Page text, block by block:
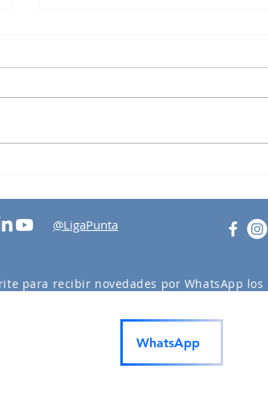
@LigaPunta
para recibir novedades por WhatsApp
WhatsApp